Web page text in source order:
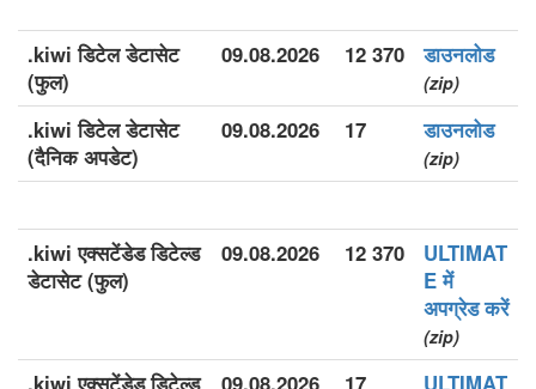
.kiwi डिटेल डेटासेट
(फुल)
09.08.2026 12 370 डाउनलोड
(zip)
.kiwi डिटेल डेटासेट
(दैनिक अपडेट)
09.08.2026 17 डाउनलोड
(zip)
.kiwi एक्सटेंडेड डिटेल्ड
डेटासेट (फुल)
09.08.2026 12 370
ULTIMAT
E में
अपग्रेड करें
(zip)
.kiwi एक्सटेंडेड डिटेल्ड
09.08.2026 17
ULTIMAT